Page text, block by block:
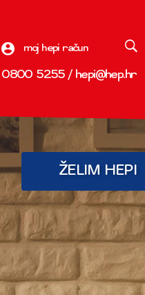
moj hepi račun
0800 5255/ hepi@hep.hr
ŽELIM HEPI